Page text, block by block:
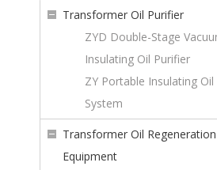
Transformer Oil Purifier
ZYD Double-Stage
Insulating Oil Purifier
ZY Portable Insulating
System
Transformer Oil Regeneration
Equipment